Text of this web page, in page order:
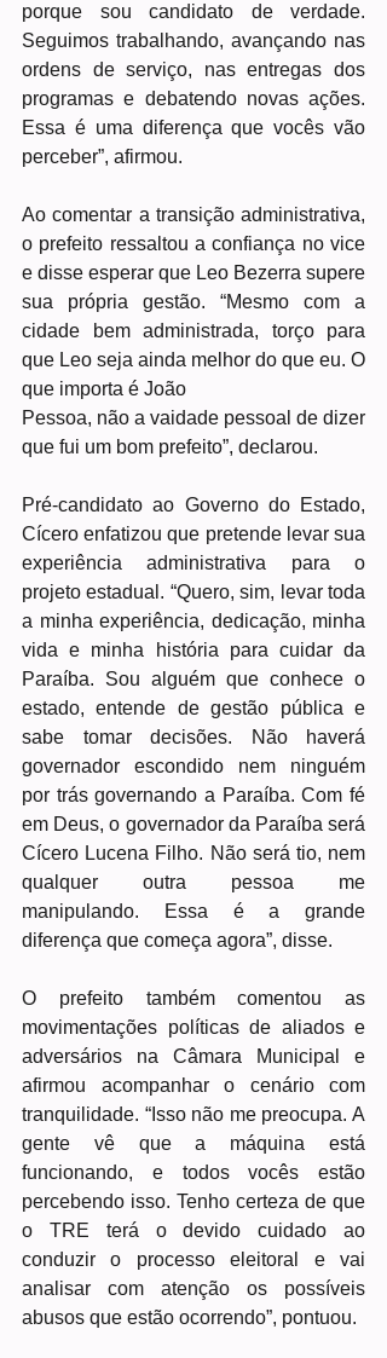
porque sou candidato de verdade.
Seguimos trabalhando, avançando nas
ordens de serviço, nas entregas dos
programas e debatendo novas ações.
Essa é uma diferença que vocês vão
perceber”, afirmou.
Ao comentar a transição administrativa,
o prefeito ressaltou a confiança no vice
e disse esperar que Leo Bezerra supere
sua própria gestão. “Mesmo com a
cidade bem administrada, torço para
que Leo seja ainda melhor do que eu. O
que importa é João
Pessoa, não a vaidade pessoal de dizer
que fui um bom prefeito”, declarou.
Pré-candidato ao Governo do Estado,
Cícero enfatizou que pretende levar sua
experiência administrativa para o
projeto estadual. “Quero, sim, levar toda
a minha experiência, dedicação, minha
vida e minha história para cuidar da
Paraíba. Sou alguém que conhece o
estado, entende de gestão pública e
sabe tomar decisões. Não haverá
governador escondido nem ninguém
por trás governando a Paraíba. Com fé
em Deus, o governador da Paraíba será
Cícero Lucena Filho. Não será tio, nem
qualquer outra pessoa me
manipulando. Essa é a grande
diferença que começa agora”, disse.
O prefeito também comentou as
movimentações políticas de aliados e
adversários na Câmara Municipal e
afirmou acompanhar o cenário com
tranquilidade. “Isso não me preocupa. A
gente vê que a máquina está
funcionando, e todos vocês estão
percebendo isso. Tenho certeza de que
o TRE terá o devido cuidado ao
conduzir o processo eleitoral e vai
analisar com atenção os possíveis
abusos que estão ocorrendo”, pontuou.